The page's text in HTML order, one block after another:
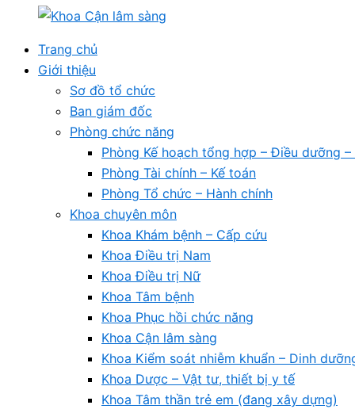
Trang chủ
Giới thiệu
Sơ đồ tổ chức
Ban giám đốc
Phòng chức năng
Phòng Kế hoạch tổng hợp – Điều dưỡng
Phòng Tài chính – Kế toán
Phòng Tổ chức – Hành chính
Khoa chuyên môn
Khoa Khám bệnh – Cấp cứu
Khoa Điều trị Nam
Khoa Điều trị Nữ
Khoa Tâm bệnh
Khoa Phục hồi chức năng
Khoa Cận lâm sàng
Khoa Kiểm soát nhiễm khuẩn – Dinh
Khoa Dược – Vật tư, thiết bị y tế
Khoa Tâm thần trẻ em (đang xây dựng)